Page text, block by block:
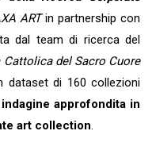
ARTin partnership con
dal team di ricerca del
Cattolica del Sacro Cuore
dataset di 160 collezioni
approfondita in
art collection.